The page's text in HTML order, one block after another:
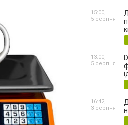
15:00,
5 серпня
13:00,
5 серпня
16:42,
3 серпня